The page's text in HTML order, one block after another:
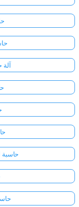
آلة
حاسبة